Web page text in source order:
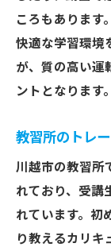
ころもあります
快適な学習環境
が、質の高い運
ントとなります。
教習所のトレ
川越市の教習所
れており、受講
れています。初
り教えるカリキ